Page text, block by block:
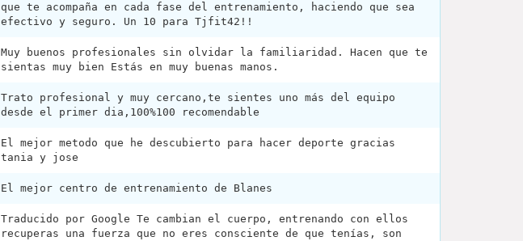
que te acompaña en cada fase del entrenamiento, haciendo que sea
efectivo y seguro. Un 10 para Tjfit42!!
Muy buenos profesionales sin olvidar la familiaridad. Hacen que te
sientas muy bien Estás en muy buenas manos.
Trato profesional y muy cercano,te sientes uno más del equipo
desde el primer dia,100%100 recomendable
El mejor metodo que he descubierto para hacer deporte gracias
tania y jose
El mejor centro de entrenamiento de Blanes ‍‍
Traducido por Google Te cambian el cuerpo, entrenando con ellos
recuperas una fuerza que no eres consciente de que tenías, son